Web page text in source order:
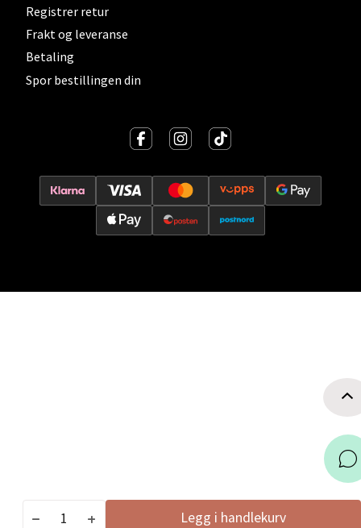
Legg i handlekurv
Registrer retur
Frakt og leveranse
Betaling
Spor bestillingen din
Gamleveien 88, 1461 Lørenskog
Åpent i dag 10-19
0 i butikk
Bergen - Wallendahl